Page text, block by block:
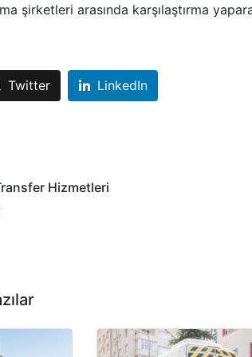
şirketleri arasında karşılaştırma
Twitter LinkedIn
Hizmetleri